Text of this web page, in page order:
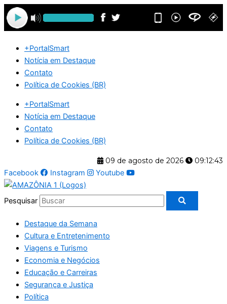
Ir
para
o
+PortalSmart
Notícia em Destaque
Contato
Política de Cookies (BR)
+PortalSmart
Notícia em Destaque
Contato
Política de Cookies (BR)
09 de agosto de 2026
09:12:44
Facebook
Instagram Youtube
Pesquisar
Destaque da Semana
Cultura e Entretenimento
Viagens e Turismo
Economia e Negócios
Educação e Carreiras
Segurança e Justiça
Política